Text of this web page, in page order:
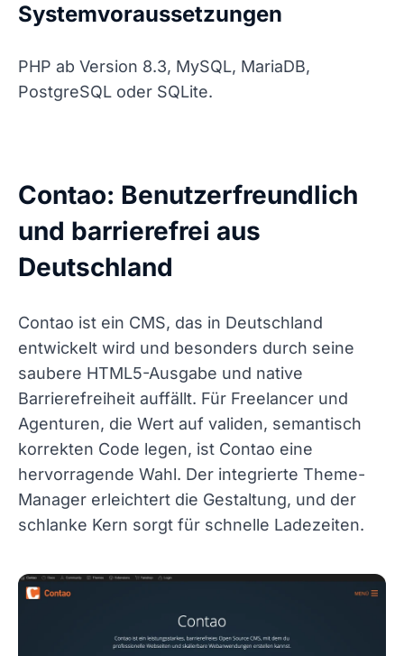
Systemvoraussetzungen
PHP ab Version 8.3, MySQL, MariaDB,
PostgreSQL oder SQLite.
Contao: Benutzerfreundlich
und barrierefrei aus
Deutschland
Contao ist ein CMS, das in Deutschland
entwickelt wird und besonders durch seine
saubere HTML5-Ausgabe und native
Barrierefreiheit auffällt. Für Freelancer und
Agenturen, die Wert auf validen, semantisch
korrekten Code legen, ist Contao eine
hervorragende Wahl. Der integrierte Theme-
Manager erleichtert die Gestaltung, und der
schlanke Kern sorgt für schnelle Ladezeiten.